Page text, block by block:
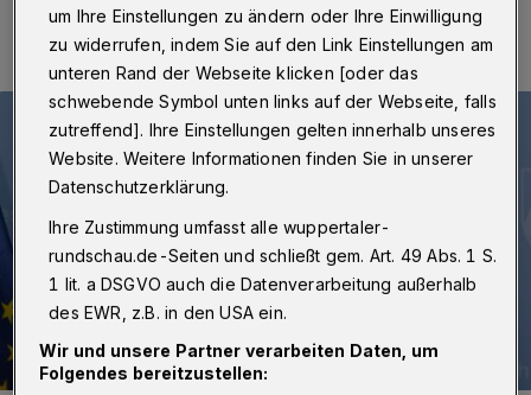
um Ihre Einstellungen zu ändern oder Ihre Einwilligung
zu widerrufen, indem Sie auf den Link Einstellungen am
unteren Rand der Webseite klicken [oder das
schwebende Symbol unten links auf der Webseite, falls
zutreffend]. Ihre Einstellungen gelten innerhalb unseres
Website. Weitere Informationen finden Sie in unserer
Datenschutzerklärung.
Ihre Zustimmung umfasst alle wuppertaler-
rundschau.de-Seiten und schließt gem. Art. 49 Abs. 1 S.
1 lit. a DSGVO auch die Datenverarbeitung außerhalb
des EWR, z.B. in den USA ein.
Wir und unsere Partner verarbeiten Daten, um
Folgendes bereitzustellen: